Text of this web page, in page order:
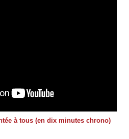
à tous (en dix minutes chrono)